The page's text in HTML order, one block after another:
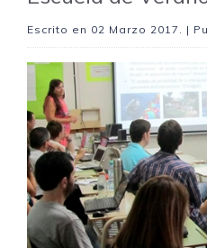
Escrito en 02 Marzo 2017 . |